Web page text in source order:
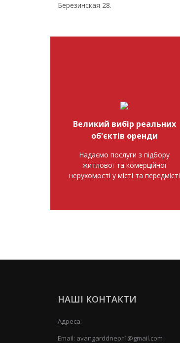
Березинская 28.
Великий вибір реальних
об'єктів оренди
Надаємо послуги з підбору
житлової та комерційної
нерухомості у місті та передмісті
НАШІ КОНТАКТИ
Адреса:
Email: avangarddnepr1@gmail.com